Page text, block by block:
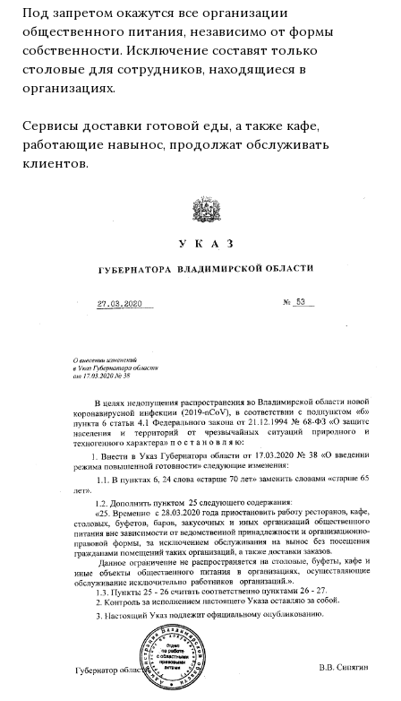
Под запретом окажутся все организации
общественного питания, независимо от формы
собственности. Исключение составят только
столовые для сотрудников, находящиеся в
организациях.
Сервисы доставки готовой еды, а также кафе,
работающие навынос, продолжат обслуживать
клиентов.